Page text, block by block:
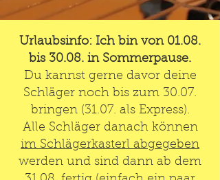
Urlaubsinfo: Ich bin von 01.08.
bis 30.08. in Sommerpause.
Du kannst gerne davor deine
Schläger noch bis zum 30.07.
bringen (31.07. als Express).
Alle Schläger danach können
im Schlägerkasterl abgegeben
werden und sind dann ab dem